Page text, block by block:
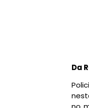
Da